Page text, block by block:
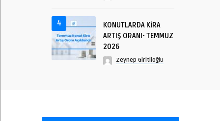
4
KONUTLARDA KİRA
ARTIŞ ORANI- TEMMUZ
2026
Zeynep Giritlioğlu